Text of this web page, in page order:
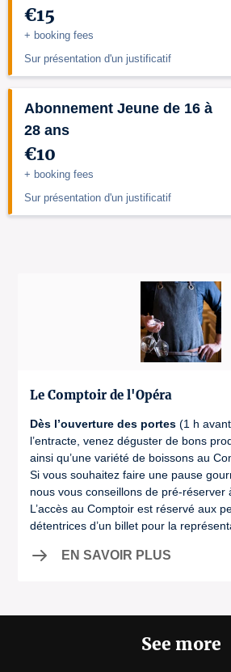
€15
+ booking fees
Sur présentation d'un justificatif
Abonnement Jeune de 16 à
28 ans
€10
+ booking fees
Sur présentation d'un justificatif
Le Comptoir de l'Opéra
Dès l’ouverture des portes (1 h
l’entracte, venez déguster de bons
ainsi qu’une variété de boissons au
Si vous souhaitez faire une pause
nous vous conseillons de pré-réserver
L’accès au Comptoir est réservé aux
détentrices d’un billet pour la
EN SAVOIR PLUS
See more